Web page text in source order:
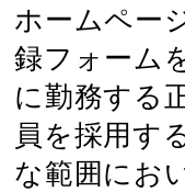
ホームペー
録フォーム
に勤務する
員を採用す
な範囲にお